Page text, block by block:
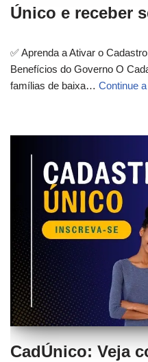
Único e receber
✅ Aprenda a Ativar o
Benefícios do Governo O
famílias de baixa… Continue
CadÚnico: Veja